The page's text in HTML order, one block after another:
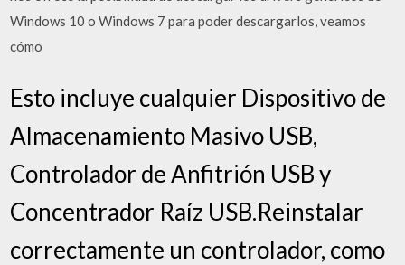
Windows 10 o Windows 7 para poder descargarlos, veamos
cómo
Esto incluye cualquier Dispositivo de
Almacenamiento Masivo USB,
Controlador de Anfitrión USB y
Concentrador Raíz USB.Reinstalar
correctamente un controlador, como